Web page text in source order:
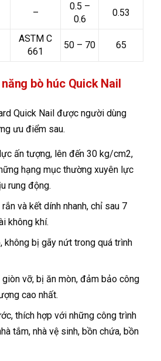
–
0.5 –
0.6
0.53
ASTM C
661
50 – 70 65
bò húc Quick Nail
Quick Nail được người dùng
ưu điểm sau.
ấn tượng, lên đến 30 kg/cm2,
hạng mục thường xuyên lực
rung động.
và kết dính nhanh, chỉ sau 7
không khí.
không bị gãy nứt trong quá trình
giòn vỡ, bị ăn mòn, đảm bảo công
cao nhất.
thích hợp với những công trình
tắm, nhà vệ sinh, bồn chứa, bồn